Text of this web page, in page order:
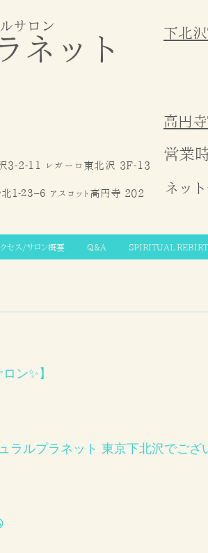
サロン
ネット
下北
高円
3-2-11 レガーロ東北沢 3F-13
営業
２３−６ アスコット高円寺 202 ネッ
セス/サロン概要 Q&A SPIRITUAL
ン✨】
ルプラネット 東京下北沢でござ